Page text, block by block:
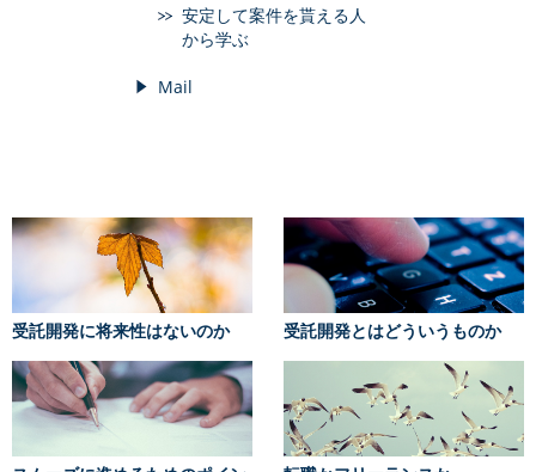
安定して案件を貰える人
から学ぶ
Mail
受託開発に将来性はないのか 受託開発とはどういうものか